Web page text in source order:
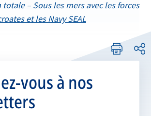
– Sous les mers avec les forces
et les Navy SEAL
vous à nos